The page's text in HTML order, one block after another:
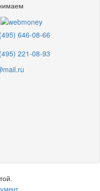
646-08-66
221-08-93